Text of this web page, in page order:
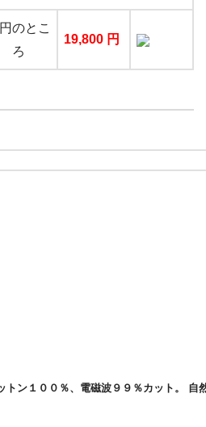
のとこ
ろ
19,800 円
トン１００％、電磁波９９％カット。 自